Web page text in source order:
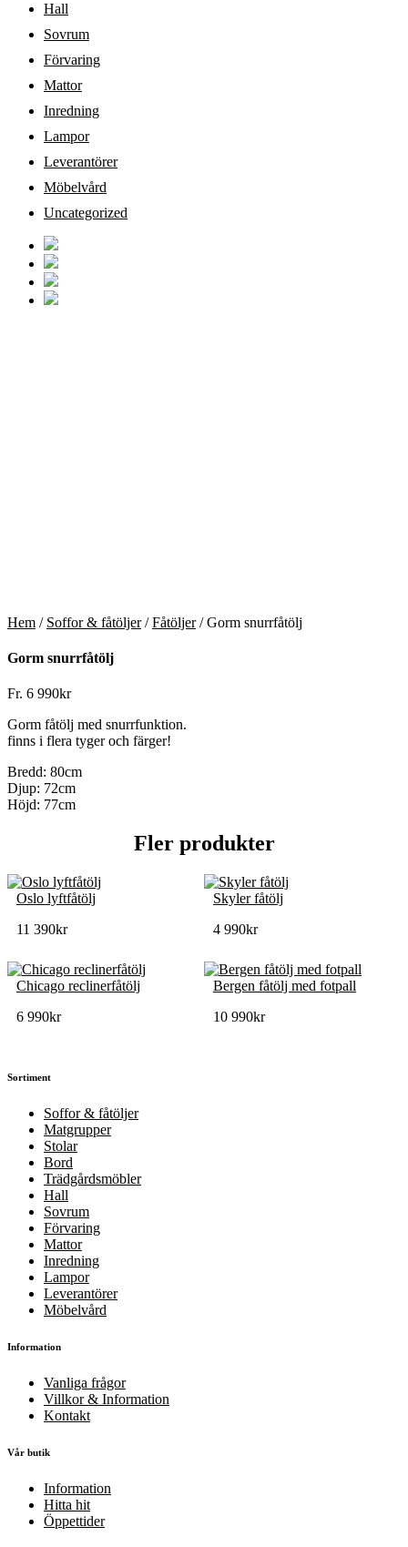
Hall
Sovrum
Förvaring
Mattor
Inredning
Lampor
Leverantörer
Möbelvård
Uncategorized
Hem / Soffor & fåtöljer/Fåtöljer/ Gorm snurrfåtölj
Gorm snurrfåtölj
Fr. 6 990kr
Gorm fåtölj med snurrfunktion.
finns i flera tyger och färger!
Bredd: 80cm
Djup: 72cm
Höjd: 77cm
Fler produkter
Oslo lyftfåtölj
11 390kr
Skyler fåtölj
4 990kr
Chicago reclinerfåtölj
6 990kr
Bergen fåtölj med fotpall
10 990kr
Sortiment
Soffor & fåtöljer
Matgrupper
Stolar
Bord
Trädgårdsmöbler
Hall
Sovrum
Förvaring
Mattor
Inredning
Lampor
Leverantörer
Möbelvård
Information
Vanliga frågor
Villkor & Information
Kontakt
Vår butik
Information
Hitta hit
Öppettider